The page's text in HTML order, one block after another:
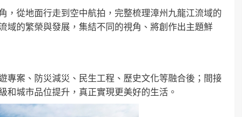
，從地面行走到空中航拍，完整梳理漳州九龍江流域的
域的繁榮與發展， 集結不同的視角、將創作出主題鮮
專案、防災減災、民生工程、歷史文化等融合後 ； 間接
和城市品位提升 ， 真正實現更美好的生活。